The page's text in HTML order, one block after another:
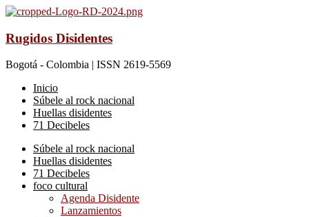
Rugidos Disidentes
Bogotá - Colombia | ISSN 2619-5569
Inicio
Súbele al rock nacional
Huellas disidentes
71 Decibeles
Súbele al rock nacional
Huellas disidentes
71 Decibeles
foco cultural
Agenda Disidente
Lanzamientos